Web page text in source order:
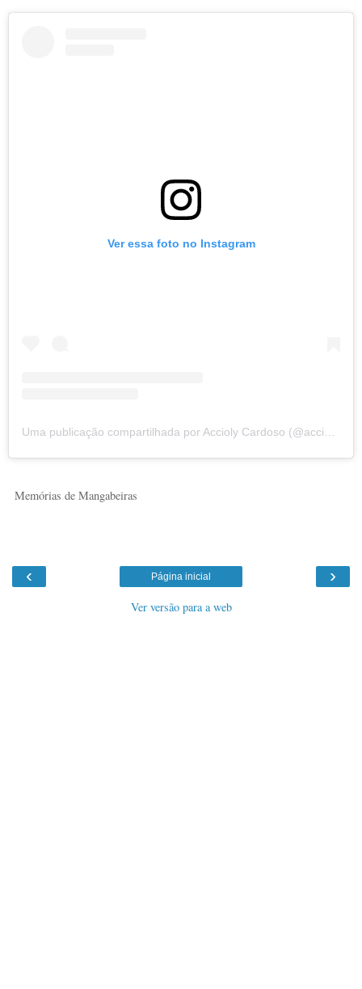
Ver essa foto no Instagram
Memórias de Mangabeiras
‹ ›
Página inicial
Ver versão para a web